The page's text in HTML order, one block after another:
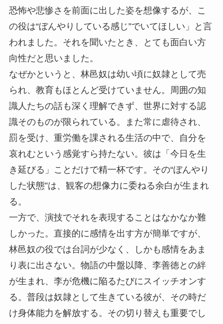
恐怖や悲惨さを前面に出した姿を想像するが、こ
の役は“ぼんやりしている感じ”でいてほしい」と言
われました。それを聞いたとき、とても面白い方
向性だと思いました。
なぜかというと、林邑奴は幼い頃に奴隷として売
られ、教育もほとんど受けていません。周囲の知
識人たちの話も深く理解できず、世界に対する認
識そのものが限られている。また常に虐待され、
罰を受け、重労働を課される生活の中で、自分を
哀れむという感覚すら持たない。彼は「今日を生
き延びる」ことだけで精一杯です。その“ぼんやり
した状態”は、観客の想像力に委ねる余白が生まれ
る。
一方で、演技でそれを表現することはなかなか難
しかった。直接的に感情を出す方が簡単ですが、
林邑奴の役では台詞が少なく、しかも感情をあま
り表に出さない。物語の中盤以降、李善徳との絆
が生まれ、李が危機に陥るたびにスイッチオンす
る。普段は奴隷として生きている彼が、その時だ
け身体能力を解放する。その切り替えも重要でし